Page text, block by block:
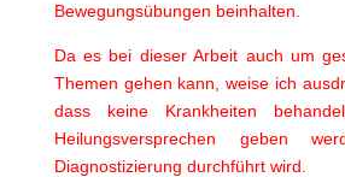
Bewegungsübungen beinhalten.
Da es bei dieser Arbeit auch um
Themen gehen kann, weise ich
dass keine Krankheiten
Heilungsversprechen geben
Diagnostizierung durchführt wird.